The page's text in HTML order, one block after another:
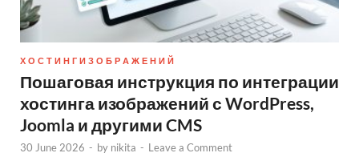
Х О С Т И Н Г И З О Б Р А Ж Е Н И Й
Пошаговая инструкция по интеграции
хостинга изображений с WordPress,
Joomla и другими CMS
30 June 2026 - by nikita - Leave a Comment